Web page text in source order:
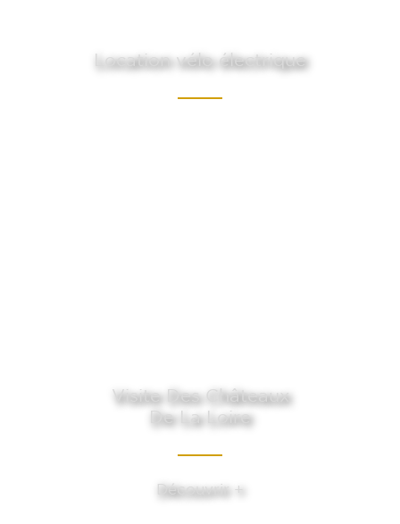
Location vélo électrique
Visite Des Châteaux
De La Loire
Découvrir +